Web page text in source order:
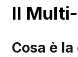
Il
Cosa è